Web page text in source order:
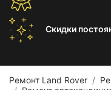
Скидки
Ремонт Land Rover